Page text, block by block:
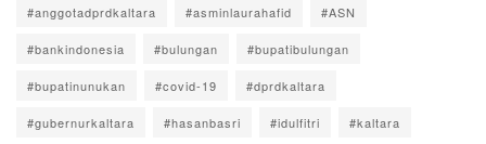
#anggotadprdkaltara #asminlaurahafid #ASN
#bankindonesia #bulungan #bupatibulungan
#bupatinunukan #covid-19 #dprdkaltara
#gubernurkaltara #hasanbasri #idulfitri #kaltara